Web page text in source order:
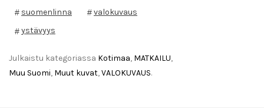
suomenlinna
valokuvaus
ystävyys
Julkaistu kategoriassa Kotimaa, MATKAILU,
Muu Suomi, Muut kuvat,VALOKUVAUS.